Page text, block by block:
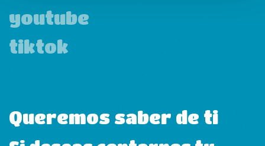
youtube
tiktok
Queremos saber de ti